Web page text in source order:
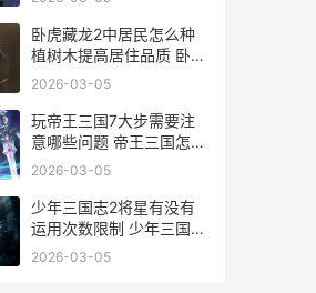
卧虎藏龙2中居民怎么种
植树木提高居住品质 卧虎
藏龙2解说
2026-03-05
玩帝王三国7大步需要注
意哪些问题 帝王三国怎么
样
2026-03-05
少年三国志2将星有没有
运用次数限制 少年三国志
2将灵阁搭配图
2026-03-05